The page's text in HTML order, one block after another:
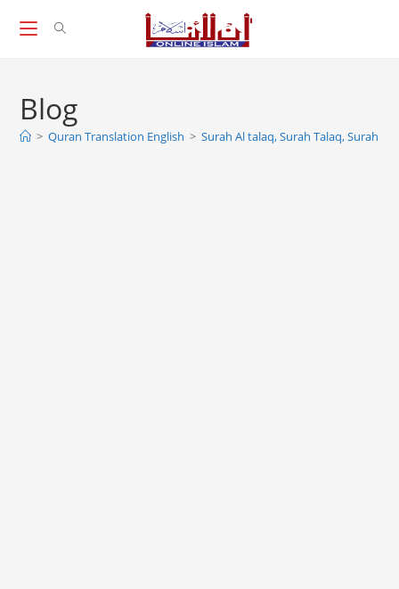
Blog
> Quran Translation English > Surah Al talaq, Surah Talaq, Surah At